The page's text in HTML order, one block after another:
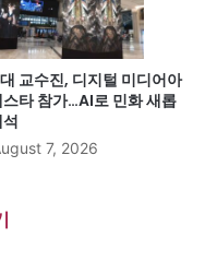
교수진, 디지털 미디어아
스타 참가…AI로 민화 새롭
7, 2026